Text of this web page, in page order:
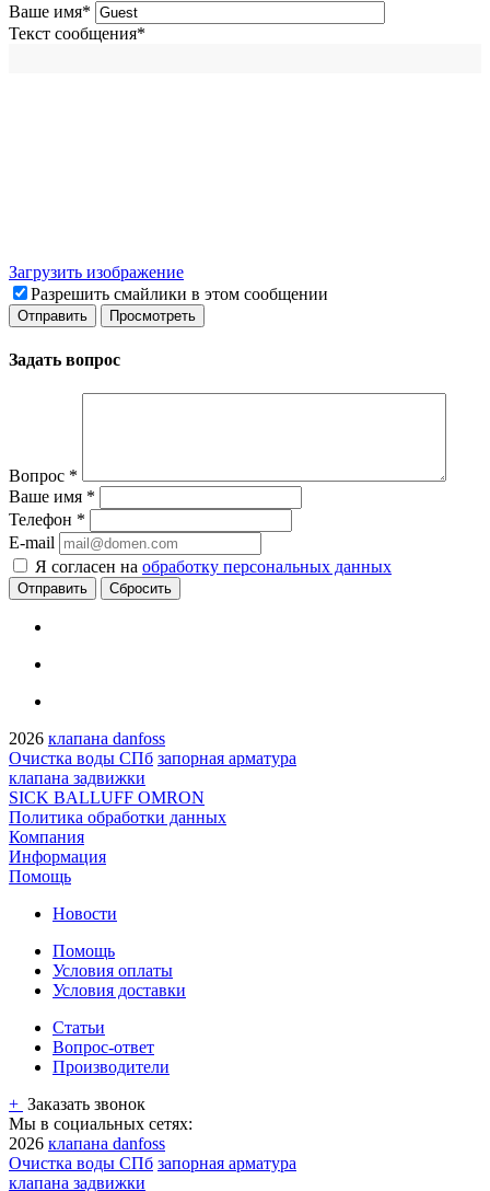
Ваше имя*
Текст сообщения*
Загрузить изображение
Разрешить смайлики в этом сообщении
Задать вопрос
Вопрос *
Ваше имя *
Телефон *
E-mail
Я согласен на обработку персональных данных
Сбросить
2026 клапана danfoss
Очистка воды СПб запорная арматура
клапана задвижки
SICK BALLUFF OMRON
Политика обработки данных
Компания
Информация
Помощь
Новости
Помощь
Условия оплаты
Условия доставки
Статьи
Вопрос-ответ
Производители
+ Заказать звонок
Мы в социальных сетях:
2026 клапана danfoss
Очистка воды СПб запорная арматура
клапана задвижки